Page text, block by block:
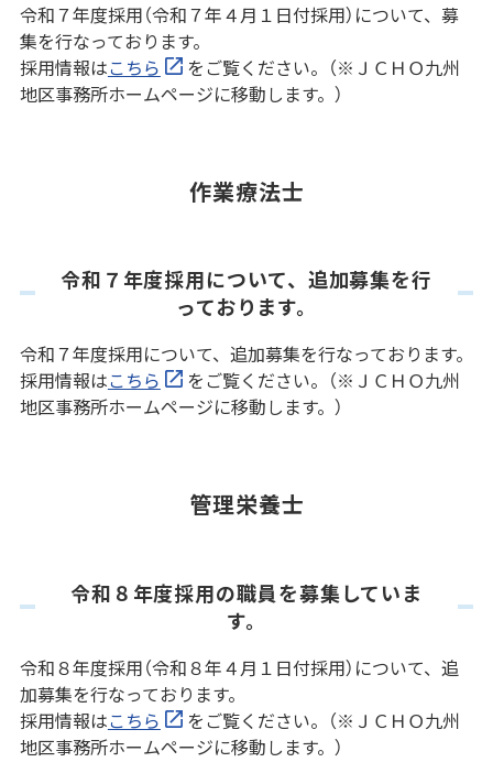
令和７年度採用（令和７年４月１日付採用）について、募
集を行なっております。
採用情報はこちら
をご覧ください。（※ＪＣＨＯ九州
地区事務所ホームページに移動します。）
作業療法士
令和７年度採用について、追加募集を行
っております。
令和７年度採用について、追加募集を行なっております。
採用情報はこちら
をご覧ください。（※ＪＣＨＯ九州
地区事務所ホームページに移動します。）
管理栄養士
令和８年度採用の職員を募集していま
す。
令和８年度採用（令和８年４月１日付採用）について、追
加募集を行なっております。
採用情報はこちら
をご覧ください。（※ＪＣＨＯ九州
地区事務所ホームページに移動します。）